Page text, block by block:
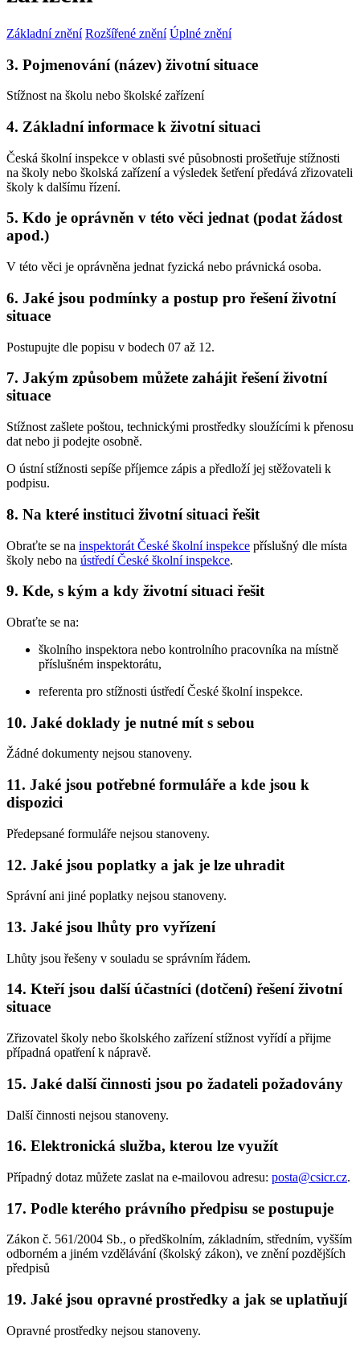
Základní znění Rozšířené znění Úplné znění
3. Pojmenování (název) životní situace
Stížnost na školu nebo školské zařízení
4. Základní informace k životní situaci
Česká školní inspekce v oblasti své působnosti prošetřuje stížnosti
na školy nebo školská zařízení a výsledek šetření předává zřizovateli
školy k dalšímu řízení.
5. Kdo je oprávněn v této věci jednat (podat žádost
apod.)
V této věci je oprávněna jednat fyzická nebo právnická osoba.
6. Jaké jsou podmínky a postup pro řešení životní
situace
Postupujte dle popisu v bodech 07 až 12.
7. Jakým způsobem můžete zahájit řešení životní
situace
Stížnost zašlete poštou, technickými prostředky sloužícími k přenosu
dat nebo ji podejte osobně.
O ústní stížnosti sepíše příjemce zápis a předloží jej stěžovateli k
podpisu.
8. Na které instituci životní situaci řešit
Obraťte se na inspektorát České školní inspekce příslušný dle místa
školy nebo na ústředí České školní inspekce.
9. Kde, s kým a kdy životní situaci řešit
Obraťte se na:
školního inspektora nebo kontrolního pracovníka na místně
příslušném inspektorátu,
referenta pro stížnosti ústředí České školní inspekce.
10. Jaké doklady je nutné mít s sebou
Žádné dokumenty nejsou stanoveny.
11. Jaké jsou potřebné formuláře a kde jsou k
dispozici
Předepsané formuláře nejsou stanoveny.
12. Jaké jsou poplatky a jak je lze uhradit
Správní ani jiné poplatky nejsou stanoveny.
13. Jaké jsou lhůty pro vyřízení
Lhůty jsou řešeny v souladu se správním řádem.
14. Kteří jsou další účastníci (dotčení) řešení životní
situace
Zřizovatel školy nebo školského zařízení stížnost vyřídí a přijme
případná opatření k nápravě.
15. Jaké další činnosti jsou po žadateli požadovány
Další činnosti nejsou stanoveny.
16. Elektronická služba, kterou lze využít
Případný dotaz můžete zaslat na e-mailovou adresu: posta@csicr.cz.
17. Podle kterého právního předpisu se postupuje
Zákon č. 561/2004 Sb., o předškolním, základním, středním, vyšším
odborném a jiném vzdělávání (školský zákon), ve znění pozdějších
předpisů
19. Jaké jsou opravné prostředky a jak se uplatňují
Opravné prostředky nejsou stanoveny.